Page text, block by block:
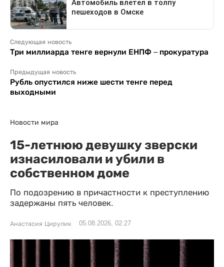
Следующая новость
Три миллиарда тенге вернули ЕНПФ – прокуратура
Предыдущая новость
Рубль опустился ниже шести тенге перед
выходными
Новости мира
15-летнюю девушку зверски
изнасиловали и убили в
собственном доме
По подозрению в причастности к преступлению
задержаны пять человек.
Анастасия Цирулик 05.08.2026, 02:27